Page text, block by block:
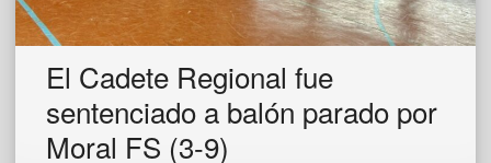
El Cadete Regional fue
sentenciado a balón parado por
Moral FS (3-9)